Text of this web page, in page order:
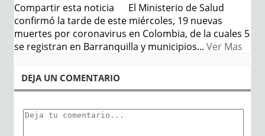
Compartir esta noticia El Ministerio de Salud
confirmó la tarde de este miércoles, 19 nuevas
muertes por coronavirus en Colombia, de la cuales 5
se registran en Barranquilla y municipios... Ver Mas
DEJA UN COMENTARIO